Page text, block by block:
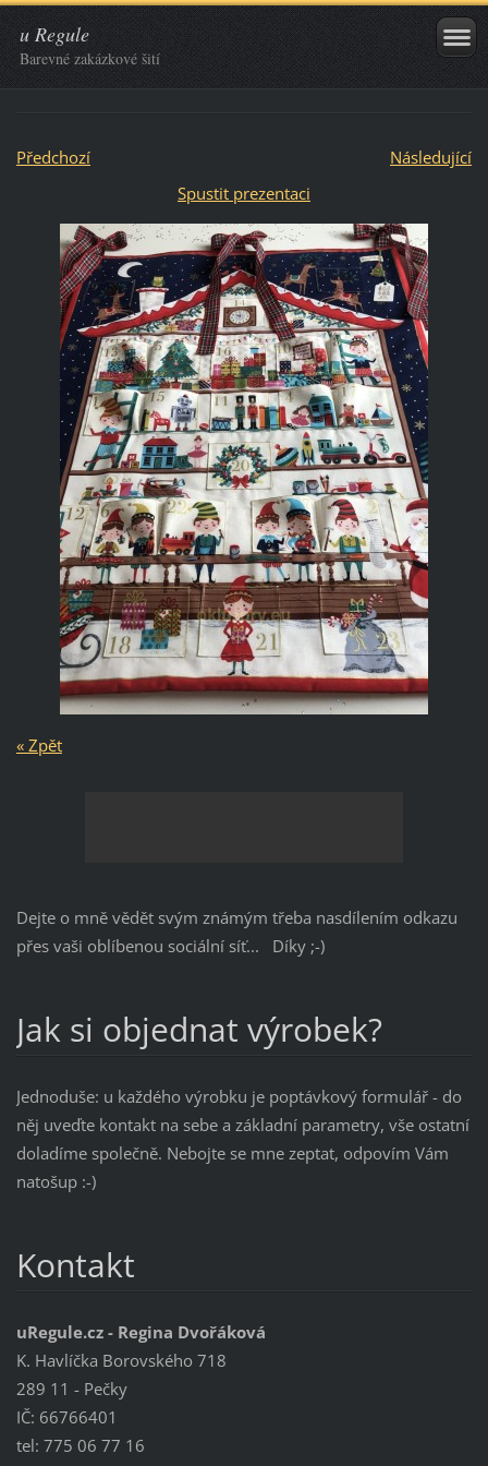
u Regule
Barevné zakázkové šití
Předchozí
Následující
Spustit prezentaci
« Zpět
Dejte o mně vědět svým známým třeba nasdílením odkazu
přes vaši oblíbenou sociální síť... Díky ;-)
Jak si objednat výrobek?
Jednoduše: u každého výrobku je poptávkový formulář - do
něj uveďte kontakt na sebe a základní parametry, vše ostatní
doladíme společně. Nebojte se mne zeptat, odpovím Vám
natošup :-)
Kontakt
uRegule.cz - Regina Dvořáková
K. Havlíčka Borovského 718
289 11 - Pečky
IČ: 66766401
tel: 775 06 77 16